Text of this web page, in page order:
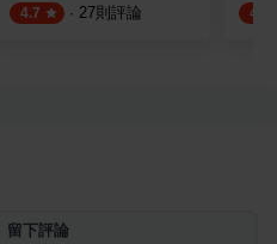
4.7 · 27則評論 4.9
留下評論